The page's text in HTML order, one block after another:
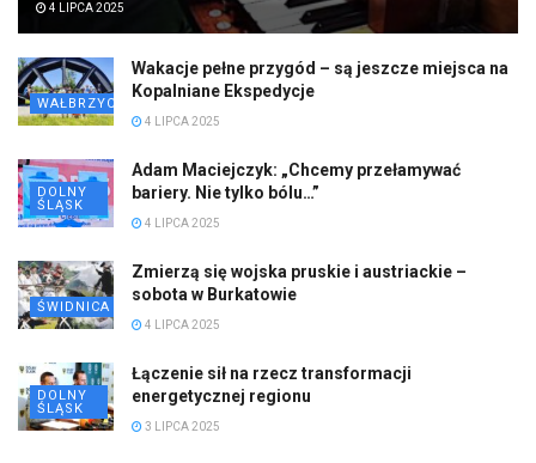
4 LIPCA 2025
WAŁBRZYCH
Wakacje pełne przygód – są jeszcze miejsca na
Kopalniane Ekspedycje
4 LIPCA 2025
DOLNY
ŚLĄSK
Adam Maciejczyk: „Chcemy przełamywać
bariery. Nie tylko bólu…”
4 LIPCA 2025
ŚWIDNICA
Zmierzą się wojska pruskie i austriackie –
sobota w Burkatowie
4 LIPCA 2025
DOLNY
ŚLĄSK
Łączenie sił na rzecz transformacji
energetycznej regionu
3 LIPCA 2025